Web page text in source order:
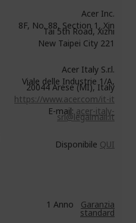
Acer Inc.
8F, No. 88, Section 1, Xin
Tai 5th Road, Xizhi
New Taipei City 221
Acer Italy S.r.l.
Viale delle Industrie 1/A,
20044 Arese (MI), Italy
https://www.acer.com/it-it
E-mail:acer-italy-
srl@legalmail.it
Disponibile QUI
1 Anno Garanzia
standard